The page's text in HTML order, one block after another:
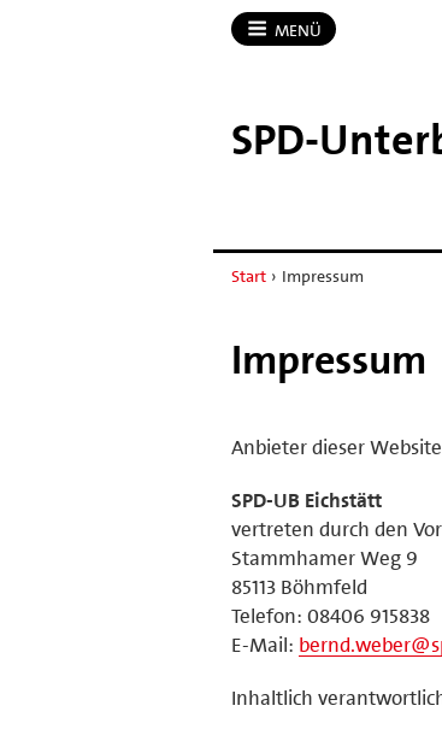
MENÜ
SPD-​
Start › Impressum
Impressum
Anbieter dieser
SPD-UB Eichstätt
vertreten durch den
Stammhamer Weg 9
85113 Böhmfeld
Telefon: 08406 915838
E-Mail:
Inhaltlich